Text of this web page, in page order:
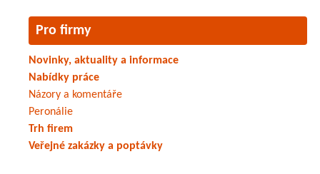
Pro firmy
Novinky, aktuality a informace
Nabídky práce
Názory a komentáře
Peronálie
Trh firem
Veřejné zakázky a poptávky